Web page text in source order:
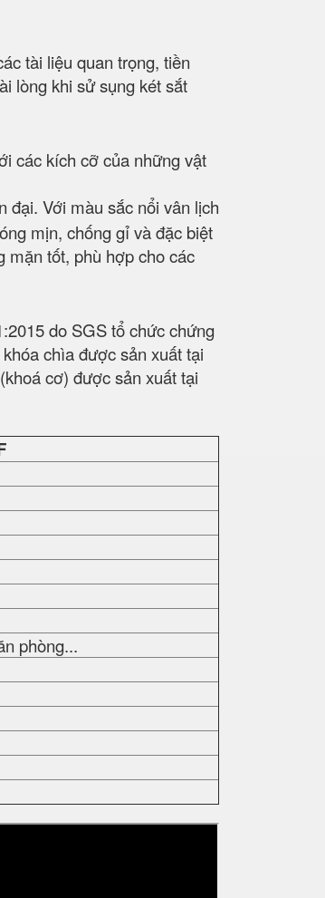
tài liệu quan trọng, tiền
lòng khi sử sụng két sắt
các kích cỡ của những vật
đại. Với màu sắc nổi vân lịch
mịn, chống gỉ và đặc biệt
mặn tốt, phù hợp cho các
do SGS tổ chức chứng
chìa được sản xuất tại
cơ) được sản xuất tại
phòng...